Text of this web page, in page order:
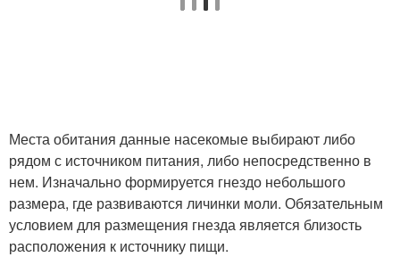
Места обитания данные насекомые выбирают либо
рядом с источником питания, либо непосредственно в
нем. Изначально формируется гнездо небольшого
размера, где развиваются личинки моли. Обязательным
условием для размещения гнезда является близость
расположения к источнику пищи.